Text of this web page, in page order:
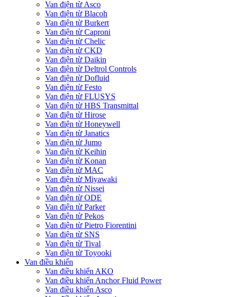
Van điện từ Asco
Van điện từ Blacoh
Van điện từ Burkert
Van điện từ Caproni
Van điện từ Chelic
Van điện từ CKD
Van điện từ Daikin
Van điện từ Deltrol Controls
Van điện từ Dofluid
Van điện từ Festo
Van điện từ FLUSYS
Van điện từ HBS Transmittal
Van điện từ Hirose
Van điện từ Honeywell
Van điện từ Janatics
Van điện từ Jumo
Van điện từ Keihin
Van điện từ Konan
Van điện từ MAC
Van điện từ Miyawaki
Van điện từ Nissei
Van điện từ ODE
Van điện từ Parker
Van điện từ Pekos
Van điện từ Pietro Fiorentini
Van điện từ SNS
Van điện từ Tival
Van điện từ Toyooki
Van điều khiển
Van điều khiển AKO
Van điều khiển Anchor Fluid Power
Van điều khiển Asco